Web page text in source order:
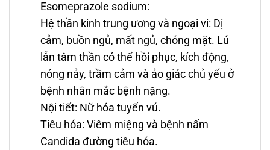
Esomeprazole sodium:
Hệ thần kinh trung ương và ngoại vi: Dị
cảm, buồn ngủ, mất ngủ, chóng mặt. Lú
lẫn tâm thần có thể hồi phục, kích động,
nóng nảy, trầm cảm và ảo giác chủ yếu ở
bệnh nhân mắc bệnh nặng.
Nội tiết: Nữ hóa tuyến vú.
Tiêu hóa: Viêm miệng và bệnh nấm
Candida đường tiêu hóa.